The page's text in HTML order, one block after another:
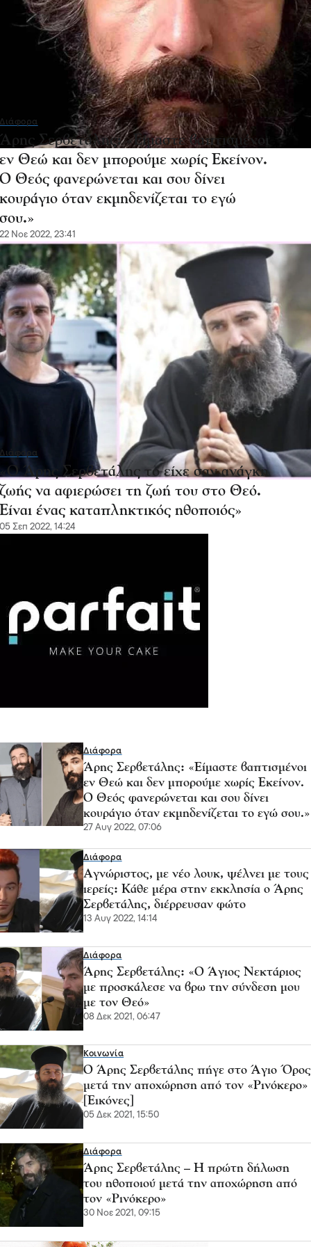
Διάφορα
Άρης Σερβετάλης: «Είμαστε βαπτισμένοι
εν Θεώ και δεν μπορούμε χωρίς Εκείνον.
Ο Θεός φανερώνεται και σου δίνει
κουράγιο όταν εκμηδενίζεται το εγώ
σου.»
22 Νοε 2022, 23:41
Διάφορα
«Ο Άρης Σερβετάλης το είχε σαν ανάγκη
ζωής να αφιερώσει τη ζωή του στο Θεό.
Είναι ένας καταπληκτικός ηθοποιός»
05 Σεπ 2022, 14:24
Διάφορα
Άρης Σερβετάλης: «Είμαστε βαπτισμένοι
εν Θεώ και δεν μπορούμε χωρίς Εκείνον.
Ο Θεός φανερώνεται και σου δίνει
κουράγιο όταν εκμηδενίζεται το εγώ σου.»
27 Αυγ 2022, 07:06
Διάφορα
Αγνώριστος, με νέο λουκ, ψέλνει με τους
ιερείς: Κάθε μέρα στην εκκλησία ο Άρης
Σερβετάλης, διέρρευσαν φώτο
13 Αυγ 2022, 14:14
Διάφορα
Άρης Σερβετάλης: «Ο Άγιος Νεκτάριος
με προσκάλεσε να βρω την σύνδεση μου
με τον Θεό»
08 Δεκ 2021, 06:47
Κοινωνία
Ο Άρης Σερβετάλης πήγε στο Άγιο Όρος
μετά την αποχώρηση από τον «Ρινόκερο»
[Εικόνες]
05 Δεκ 2021, 15:50
Διάφορα
Άρης Σερβετάλης – Η πρώτη δήλωση
του ηθοποιού μετά την αποχώρηση από
τον «Ρινόκερο»
30 Νοε 2021, 09:15